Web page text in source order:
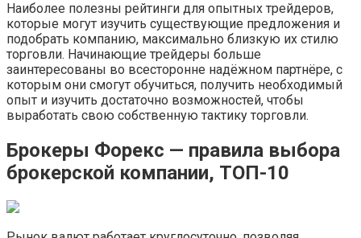
Наиболее полезны рейтинги для опытных трейдеров,
которые могут изучить существующие предложения и
подобрать компанию, максимально близкую их стилю
торговли. Начинающие трейдеры больше
заинтересованы во всесторонне надёжном партнёре, с
которым они смогут обучиться, получить необходимый
опыт и изучить достаточно возможностей, чтобы
выработать свою собственную тактику торговли.
Брокеры Форекс — правила выбора
брокерской компании, ТОП-10